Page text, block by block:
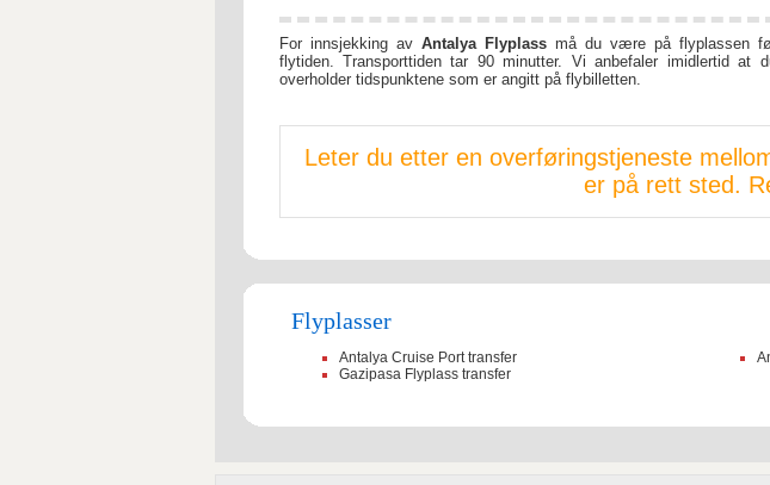
For innsjekking av Antalya Flyplassmå du være på flyplassen
flytiden. Transporttiden tar 90 minutter. Vi anbefaler imidlertid at
overholder tidspunktene som er angitt på flybilletten.
Leter du etter en overføringstjeneste
er på rett sted.
Flyplasser
Antalya Cruise Port transfer
Gazipasa Flyplass transfer